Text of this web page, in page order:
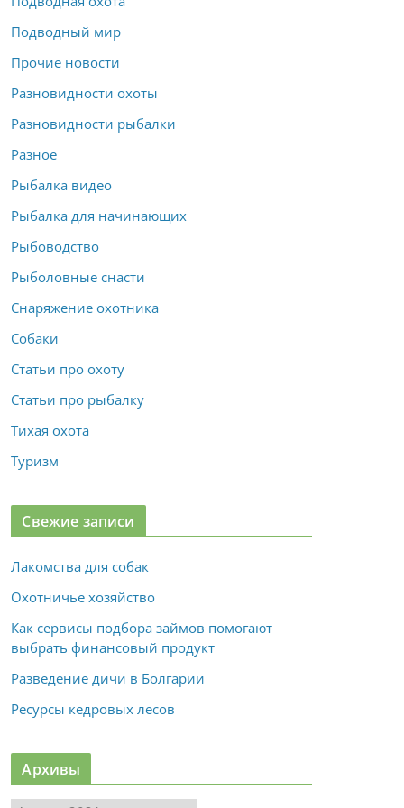
Подводный мир
Прочие новости
Разновидности охоты
Разновидности рыбалки
Разное
Рыбалка видео
Рыбалка для начинающих
Рыбоводство
Рыболовные снасти
Снаряжение охотника
Собаки
Статьи про охоту
Статьи про рыбалку
Тихая охота
Туризм
Свежие записи
Лакомства для собак
Охотничье хозяйство
Как сервисы подбора займов помогают
выбрать финансовый продукт
Разведение дичи в Болгарии
Ресурсы кедровых лесов
Архивы